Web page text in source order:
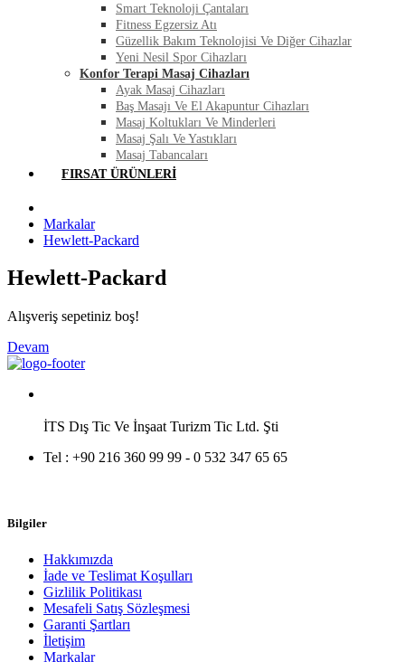
Smart Teknoloji Çantaları
Fitness Egzersiz Atı
Güzellik Bakım Teknolojisi Ve Diğer Cihazlar
Yeni Nesil Spor Cihazları
Konfor Terapi Masaj Cihazları
Ayak Masaj Cihazları
Baş Masajı Ve El Akapuntur Cihazları
Masaj Koltukları Ve Minderleri
Masaj Şalı Ve Yastıkları
Masaj Tabancaları
FIRSAT ÜRÜNLERI
Markalar
Hewlett-Packard
Hewlett-Packard
Alışveriş sepetiniz boş!
Devam
İTS Dış Tic Ve İnşaat Turizm Tic Ltd. Şti
Tel : +90 216 360 99 99 - 0 532 347 65 65
Bilgiler
Hakkımızda
İade ve Teslimat Koşulları
Gizlilik Politikası
Mesafeli Satış Sözleşmesi
Garanti Şartları
İletişim
Markalar